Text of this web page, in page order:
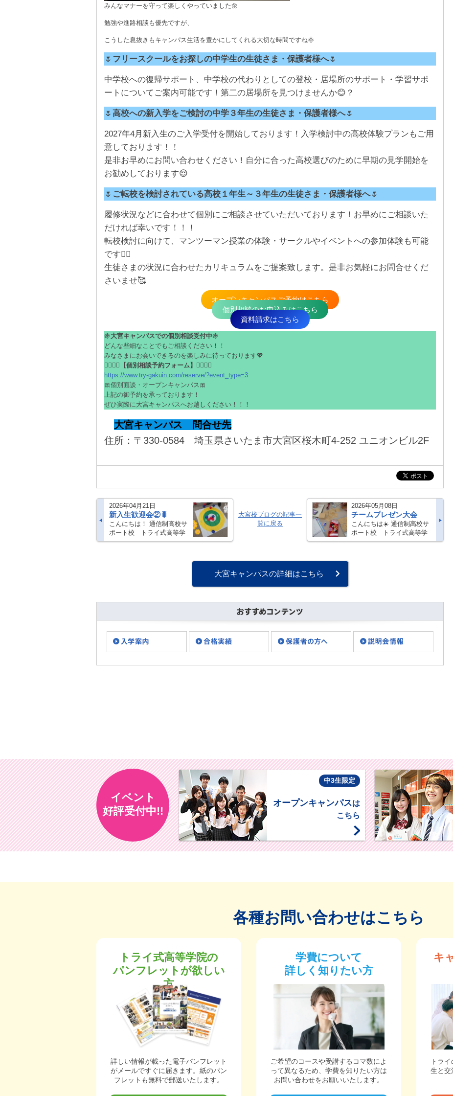
みんなマナーを守って楽しくやっていました🌼
勉強や進路相談も優先ですが、
こうした息抜きもキャンパス生活を豊かにしてくれる大切な時間ですね🌞
🌷 フリースクールをお探しの中学生の生徒さま・保護者様へ🌷
中学校への復帰サポート、中学校の代わりとしての登校・居場所のサポート・学習サポ
ートについてご案内可能です！第二の居場所を見つけませんか😊？
🌷 高校への新入学をご検討の中学３年生の生徒さま・保護者様へ🌷
2027年4月新入生のご入学受付を開始しております！入学検討中の高校体験プランもご用
意しております！！
是非お早めにお問い合わせください！自分に合った高校選びのために早期の見学開始を
お勧めしております😌
🌷 ご転校を検討されている高校１年生～３年生の生徒さま・保護者様へ🌷
履修状況などに合わせて個別にご相談させていただいております！お早めにご相談いた
だければ幸いです！！！
転校検討に向けて、マンツーマン授業の体験・サークルやイベントへの参加体験も可能
です👌🏻
生徒さまの状況に合わせたカリキュラムをご提案致します。是非お気軽にお問合せくだ
さいませ🥰
オープンキャンパスご予約はこちら
個別相談のお申込みはこちら
資料請求はこちら
🍇大宮キャンパスでの個別相談受付中🍇
どんな些細なことでもご相談ください！！
みなさまにお会いできるのを楽しみに待っております💖
👇🏻👇🏻
【個別相談予約フォーム】
👇🏻👇🏻
https://www.try-gakuin.com/reserve/?event_type=3
🎀個別面談・オープンキャンパス🎀
上記の御予約を承っております！
ぜひ実際に大宮キャンパスへお越しください！！！
大宮キャンパス 問合せ先
住所：〒330-0584 埼玉県さいたま市大宮区桜木町4-252 ユニオンビル2F
2026年04月21日
新入生歓迎会②🐛
こんにちは！ 通信制高校サ
ポート校 トライ式高等学
院 大宮キャンパスです！
大宮校ブログの記事一
覧に戻る
2026年05月08日
チームプレゼン大会
こんにちは☀️ 通信制高校サ
ポート校 トライ式高等学
院 大宮キャンパスです！
大宮キャンパスの詳細はこちら
イベント
好評受付中!!
中3生限定
オープンキャンパスは
こちら
各種お問い合わせはこちら
トライ式高等学院の
パンフレットが欲しい
方
詳しい情報が載った電子パンフレット
がメールですぐに届きます。紙のパン
フレットも無料で郵送いたします。
学費について
詳しく知りたい方
ご希望のコースや受講するコマ数によ
って異なるため、学費を知りたい方は
お問い合わせをお願いいたします。
キ
トラ
生と交